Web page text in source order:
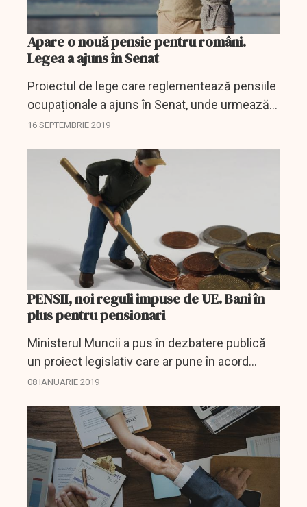
Apare o nouă pensie pentru români.
Legea a ajuns în Senat
Proiectul de lege care reglementează pensiile
ocupaționale a ajuns în Senat, unde urmează
să fie dezbătut și votat.
16 SEPTEMBRIE 2019
PENSII, noi reguli impuse de UE. Bani în
plus pentru pensionari
Ministerul Muncii a pus în dezbatere publică
un proiect legislativ care ar pune în acord
legislația muncii din România cu Directiva (UE)
08 IANUARIE 2019